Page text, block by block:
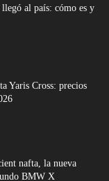
al país: cómo es y
Yaris Cross: precios
nafta, la nueva
BMW X